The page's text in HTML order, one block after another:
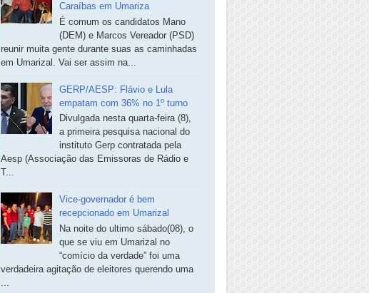
Caraíbas em Umariza
É comum os candidatos Mano
(DEM) e Marcos Vereador (PSD)
reunir muita gente durante suas as caminhadas
em Umarizal. Vai ser assim na...
GERP/AESP: Flávio e Lula
empatam com 36% no 1º turno
Divulgada nesta quarta-feira (8),
a primeira pesquisa nacional do
instituto Gerp contratada pela
Aesp (Associação das Emissoras de Rádio e
T...
Vice-governador é bem
recepcionado em Umarizal
Na noite do ultimo sábado(08), o
que se viu em Umarizal no
“comício da verdade” foi uma
verdadeira agitação de eleitores querendo uma